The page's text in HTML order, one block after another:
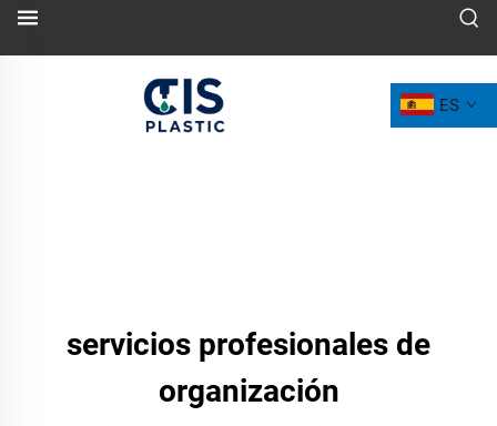
ES
servicios profesionales de
organización